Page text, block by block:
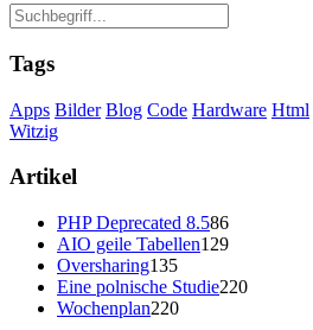
Tags
Apps Bilder Blog Code Hardware Html
Witzig
Artikel
PHP Deprecated 8.586
AIO geile Tabellen129
Oversharing135
Eine polnische Studie220
Wochenplan220